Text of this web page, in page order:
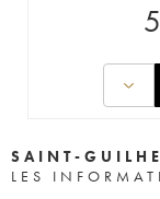
SAINT-
LES